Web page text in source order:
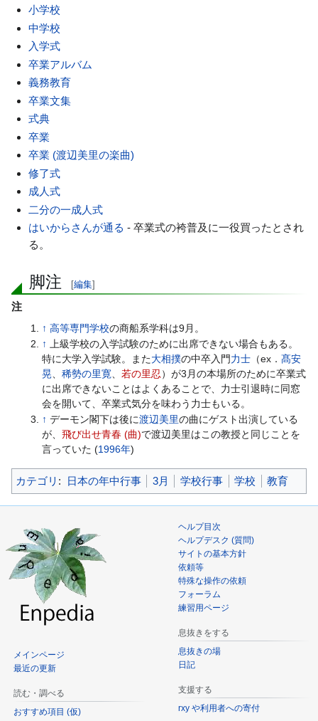
小学校
中学校
入学式
卒業アルバム
義務教育
卒業文集
式典
卒業
卒業 (渡辺美里の楽曲)
修了式
成人式
二分の一成人式
はいからさんが通る - 卒業式の袴普及に一役買ったとされ
る。
脚注 [編集]
注
↑ 高等専門学校の商船系学科は9月。
↑ 上級学校の入学試験のために出席できない場合もある。
特に大学入学試験。また大相撲の中卒入門 力士 （ex．髙安
晃、稀勢の里寛、若の里忍 ）が3月の本場所のために卒業式
に出席できないことはよくあることで、力士引退時に同窓
会を開いて、卒業式気分を味わう力士もいる。
↑ デーモン閣下は後に渡辺美里の曲にゲスト出演している
が、飛び出せ青春 (曲)で渡辺美里はこの教授と同じことを
言っていた (1996年)
カテゴリ : 日本の年中行事 3月 学校行事 学校 教育
メインページ
最近の更新
読む・調べる
おすすめ項目 (仮)
ヘルプ目次
ヘルプデスク (質問)
サイトの基本方針
依頼等
特殊な操作の依頼
フォーラム
練習用ページ
息抜きをする
息抜きの場
日記
支援する
rxy や利用者への寄付